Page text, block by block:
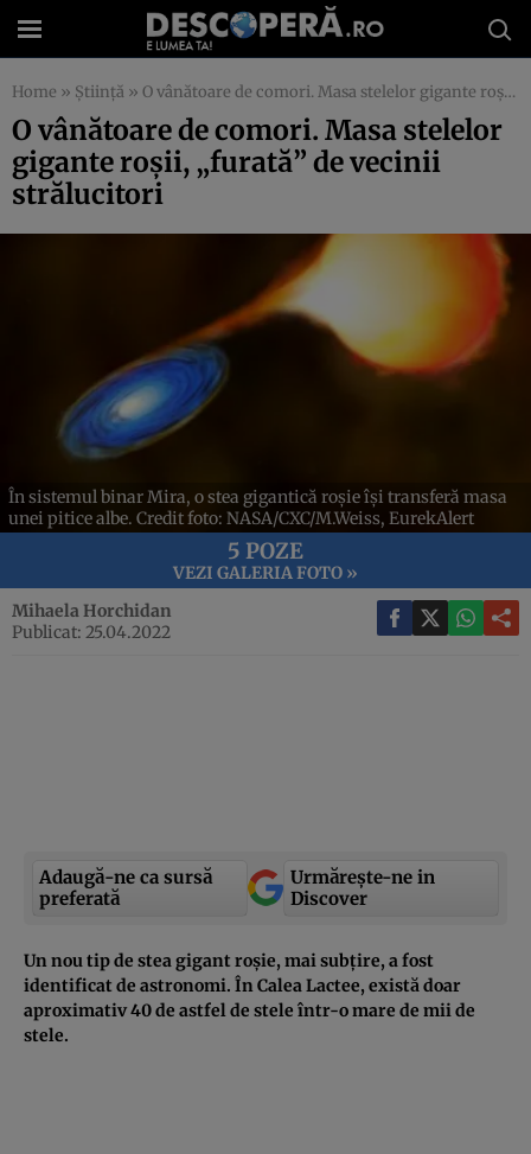
Home » Știință » O vânătoare de comori. Masa stelelor gigante roșii, „furată” de vecinii strălucitori
O vânătoare de comori. Masa stelelor
gigante roșii, „furată” de vecinii
strălucitori
În sistemul binar Mira, o stea gigantică roșie își transferă masa
unei pitice albe. Credit foto: NASA/CXC/M.Weiss, EurekAlert
5 POZE
VEZI GALERIA FOTO »
Mihaela Horchidan
Publicat: 25.04.2022
Adaugă-ne ca sursă
preferată
Urmărește-ne in
Discover
Un nou tip de stea gigant roșie, mai subțire, a fost
identificat de astronomi. În Calea Lactee, există doar
aproximativ 40 de astfel de stele într-o mare de mii de
stele.